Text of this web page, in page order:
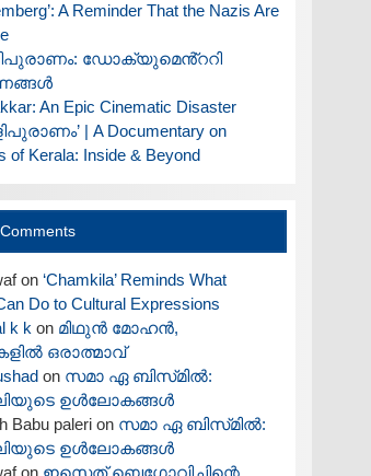
A Reminder That the Nazis Are
ഡോക്യുമെൻ്ററി
An Epic Cinematic Disaster
| A Documentary on
of Kerala: Inside & Beyond
on ‘Chamkila’ Reminds What
Do to Cultural Expressions
k k on മിഥുൻ മോഹൻ,
ഒരാത്മാവ്
on സമാ ഏ ബിസ്‌മിൽ:
ഉൾലോകങ്ങൾ
Babu palerion സമാ ഏ ബിസ്‌മിൽ:
ഉൾലോകങ്ങൾ